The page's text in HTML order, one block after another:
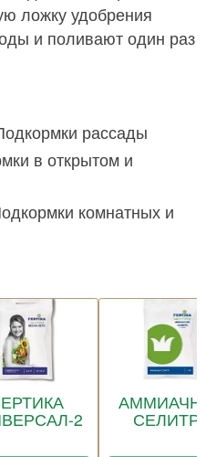
ложку удобрения
и поливают один раз
рассады
в открытом и
комнатных и
2